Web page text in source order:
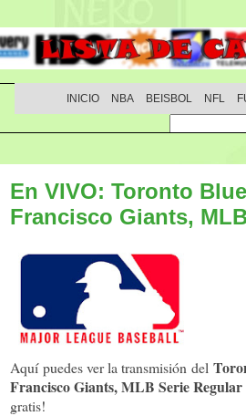
INICIO NBA BEISBOL NFL
En VIVO: Toronto
Francisco Giants,
Aquí puedes ver la transmisión del
Francisco Giants, MLB Serie Regular
gratis!